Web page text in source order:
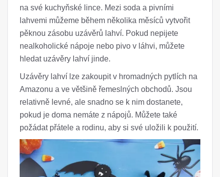
na své kuchyňské lince. Mezi soda a pivními
lahvemi můžeme během několika měsíců vytvořit
pěknou zásobu uzávěrů lahví. Pokud nepijete
nealkoholické nápoje nebo pivo v láhvi, můžete
hledat uzávěry lahví jinde.
Uzávěry lahví lze zakoupit v hromadných pytlích na
Amazonu a ve většině řemeslných obchodů. Jsou
relativně levné, ale snadno se k nim dostanete,
pokud je doma nemáte z nápojů. Můžete také
požádat přátele a rodinu, aby si své uložili k použití.